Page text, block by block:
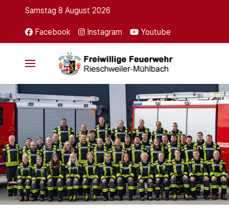
Samstag 8 August 2026
Facebook Instagram Youtube